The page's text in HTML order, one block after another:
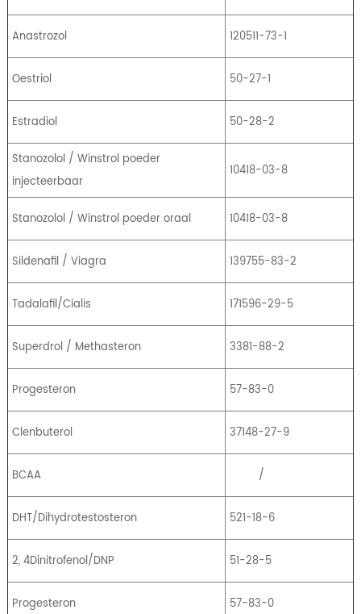
Anastrozol 120511-73-1
Oestriol 50-27-1
Estradiol 50-28-2
Stanozolol / Winstrol poeder
injecteerbaar
10418-03-8
Stanozolol / Winstrol poeder oraal 10418-03-8
Sildenafil / Viagra 139755-83-2
Tadalafil/Cialis 171596-29-5
Superdrol / Methasteron 3381-88-2
Progesteron 57-83-0
Clenbuterol 37148-27-9
BCAA /
DHT/Dihydrotestosteron 521-18-6
2, 4Dinitrofenol/DNP 51-28-5
Progesteron 57-83-0